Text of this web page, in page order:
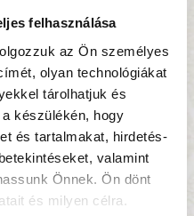
felhasználása
az Ön személyes
olyan technológiákat
tárolhatjuk és
készülékén, hogy
és tartalmakat, hirdetés-
valamint
Önnek. Ön dönt
és milyen célra.
Prevention and
screening are
paramount to me. With
SZABINA TOMÁN,
President, Toman
Lifestyle